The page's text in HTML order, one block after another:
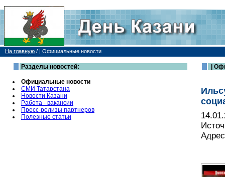
На главную / | Официальные новости
Разделы новостей:
Официальные новости
СМИ Татарстана
Новости Казани
Работа - вакансии
Пресс-релизы партнеров
Полезные статьи
|